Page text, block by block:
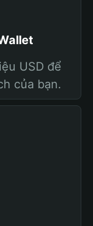
USD để
của bạn.